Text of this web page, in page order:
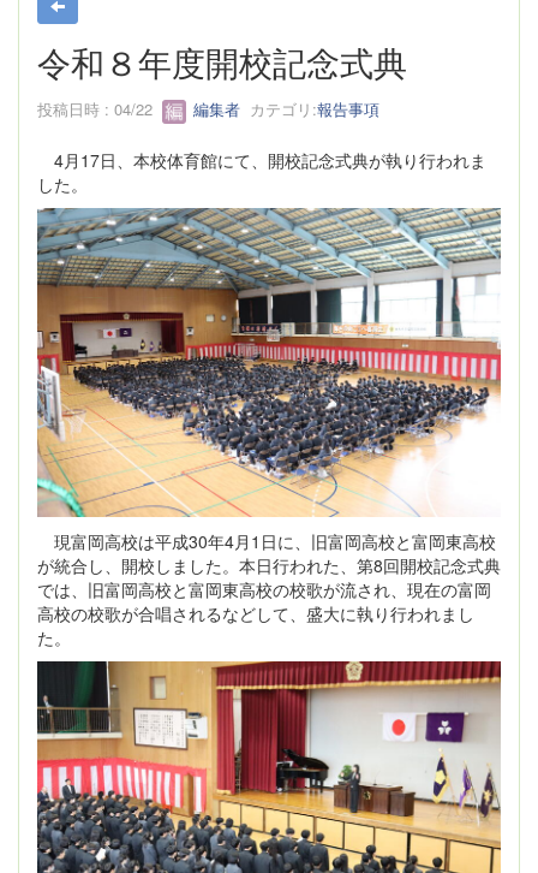
令和８年度開校記念式典
投稿日時 : 04/22 編集者 カテゴリ:報告事項
4月17日、本校体育館にて、開校記念式典が執り行われま
した。
現富岡高校は平成30年4月1日に、旧富岡高校と富岡東高校
が統合し、開校しました。本日行われた、第8回開校記念式典
では、旧富岡高校と富岡東高校の校歌が流され、現在の富岡
高校の校歌が合唱されるなどして、盛大に執り行われまし
た。